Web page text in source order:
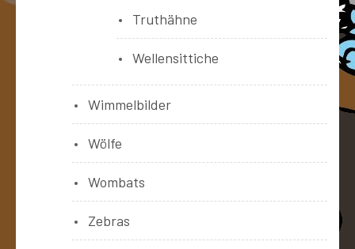
Truthähne
Wellensittiche
Wimmelbilder
Wölfe
Wombats
Zebras